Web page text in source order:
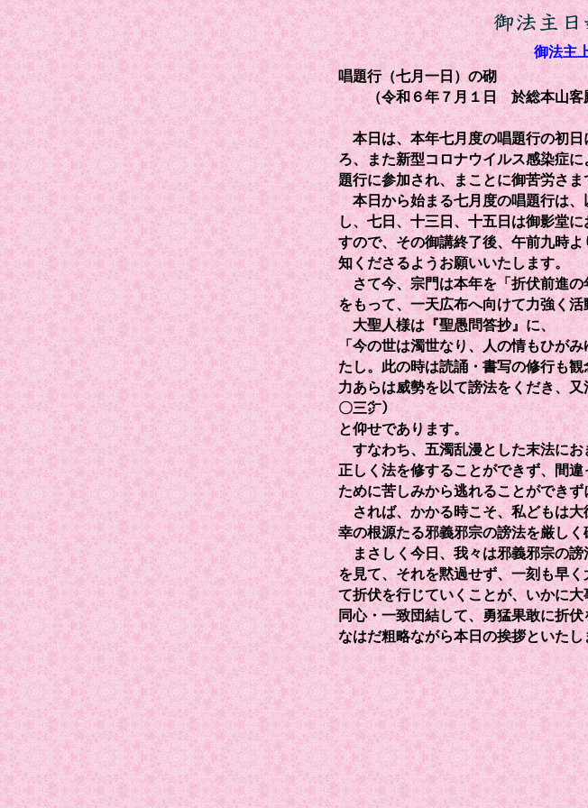
御法主
唱題行（七月一日）の砌
（令和６年７月１日 於総本山客
本日は、本年七月度の唱題行の初日
ろ、また新型コロナウイルス感染症
題行に参加され、まことに御苦労さ
本日から始まる七月度の唱題行は、
し、七日、十三日、十五日は御影堂
すので、その御講終了後、午前九時
知くださるようお願いいたします。
さて今、宗門は本年を「折伏前進の
をもって、一天広布へ向けて力強く
大聖人様は『聖愚問答抄』に、
「今の世は濁世なり、人の情もひが
たし。此の時は読誦・書写の修行も
力あらは威勢を以て謗法をくだき、
〇三㌻）
と仰せであります。
すなわち、五濁乱漫とした末法にお
正しく法を修することができず、間
ために苦しみから逃れることができず
されば、かかる時こそ、私どもは大
幸の根源たる邪義邪宗の謗法を厳し
まさしく今日、我々は邪義邪宗の謗
を見て、それを黙過せず、一刻も早
て折伏を行じていくことが、いかに
同心・一致団結して、勇猛果敢に折
なはだ粗略ながら本日の挨拶といたし